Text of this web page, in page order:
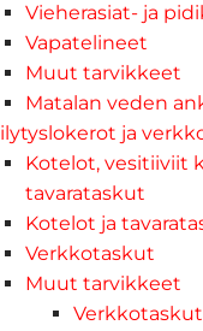
Vieherasiat- ja
Vapatelineet
Muut tarvikkeet
Matalan veden
ja
Kotelot, vesitiiviit
tavarataskut
Kotelot ja
Verkkotaskut
Muut tarvikkeet
Verkkotaskut